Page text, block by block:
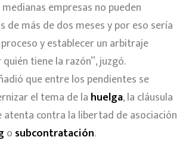
medianas empresas no pueden
de más de dos meses y por eso sería
y establecer un arbitraje
tiene la razón”, juzgó.
que entre los pendientes se
el tema de la huelga, la cláusula
atenta contra la libertad de asociación
o subcontratación.